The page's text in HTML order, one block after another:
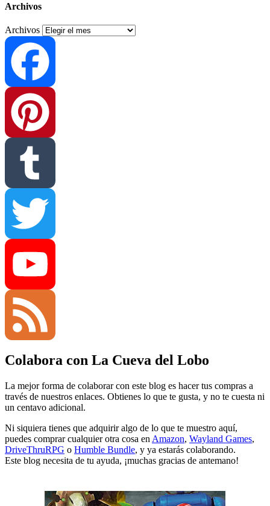
Archivos
Archivos
Facebook
Pinterest
Tumblr
Twitter
YouTube
Channel
Feed
Colabora con La Cueva del Lobo
La mejor forma de colaborar con este blog es hacer tus compras a
través de nuestros enlaces. Obtienes lo que te gusta, y no te cuesta ni
un centavo adicional.
Ni siquiera tienes que adquirir algo de lo que te muestro aquí,
puedes comprar cualquier otra cosa en Amazon, Wayland Games,
DriveThruRPG o Humble Bundle, y ya estarás colaborando.
Este blog necesita de tu ayuda, ¡muchas gracias de antemano!